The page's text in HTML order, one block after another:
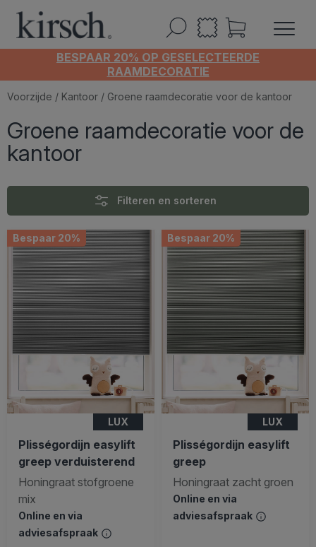
BESPAAR 20% OP GESELECTEERDE
RAAMDECORATIE
Voorzijde / Kantoor / Groene raamdecoratie voor de kantoor
Groene raamdecoratie voor de
kantoor
Filteren en sorteren
Bespaar 20%
LUX
Plisségordijn easylift
greep verduisterend
Honingraat stofgroene
mix
Online en via
adviesafspraak
Bespaar 20%
LUX
Plisségordijn easylift
greep
Honingraat zacht groen
Online en via
adviesafspraak